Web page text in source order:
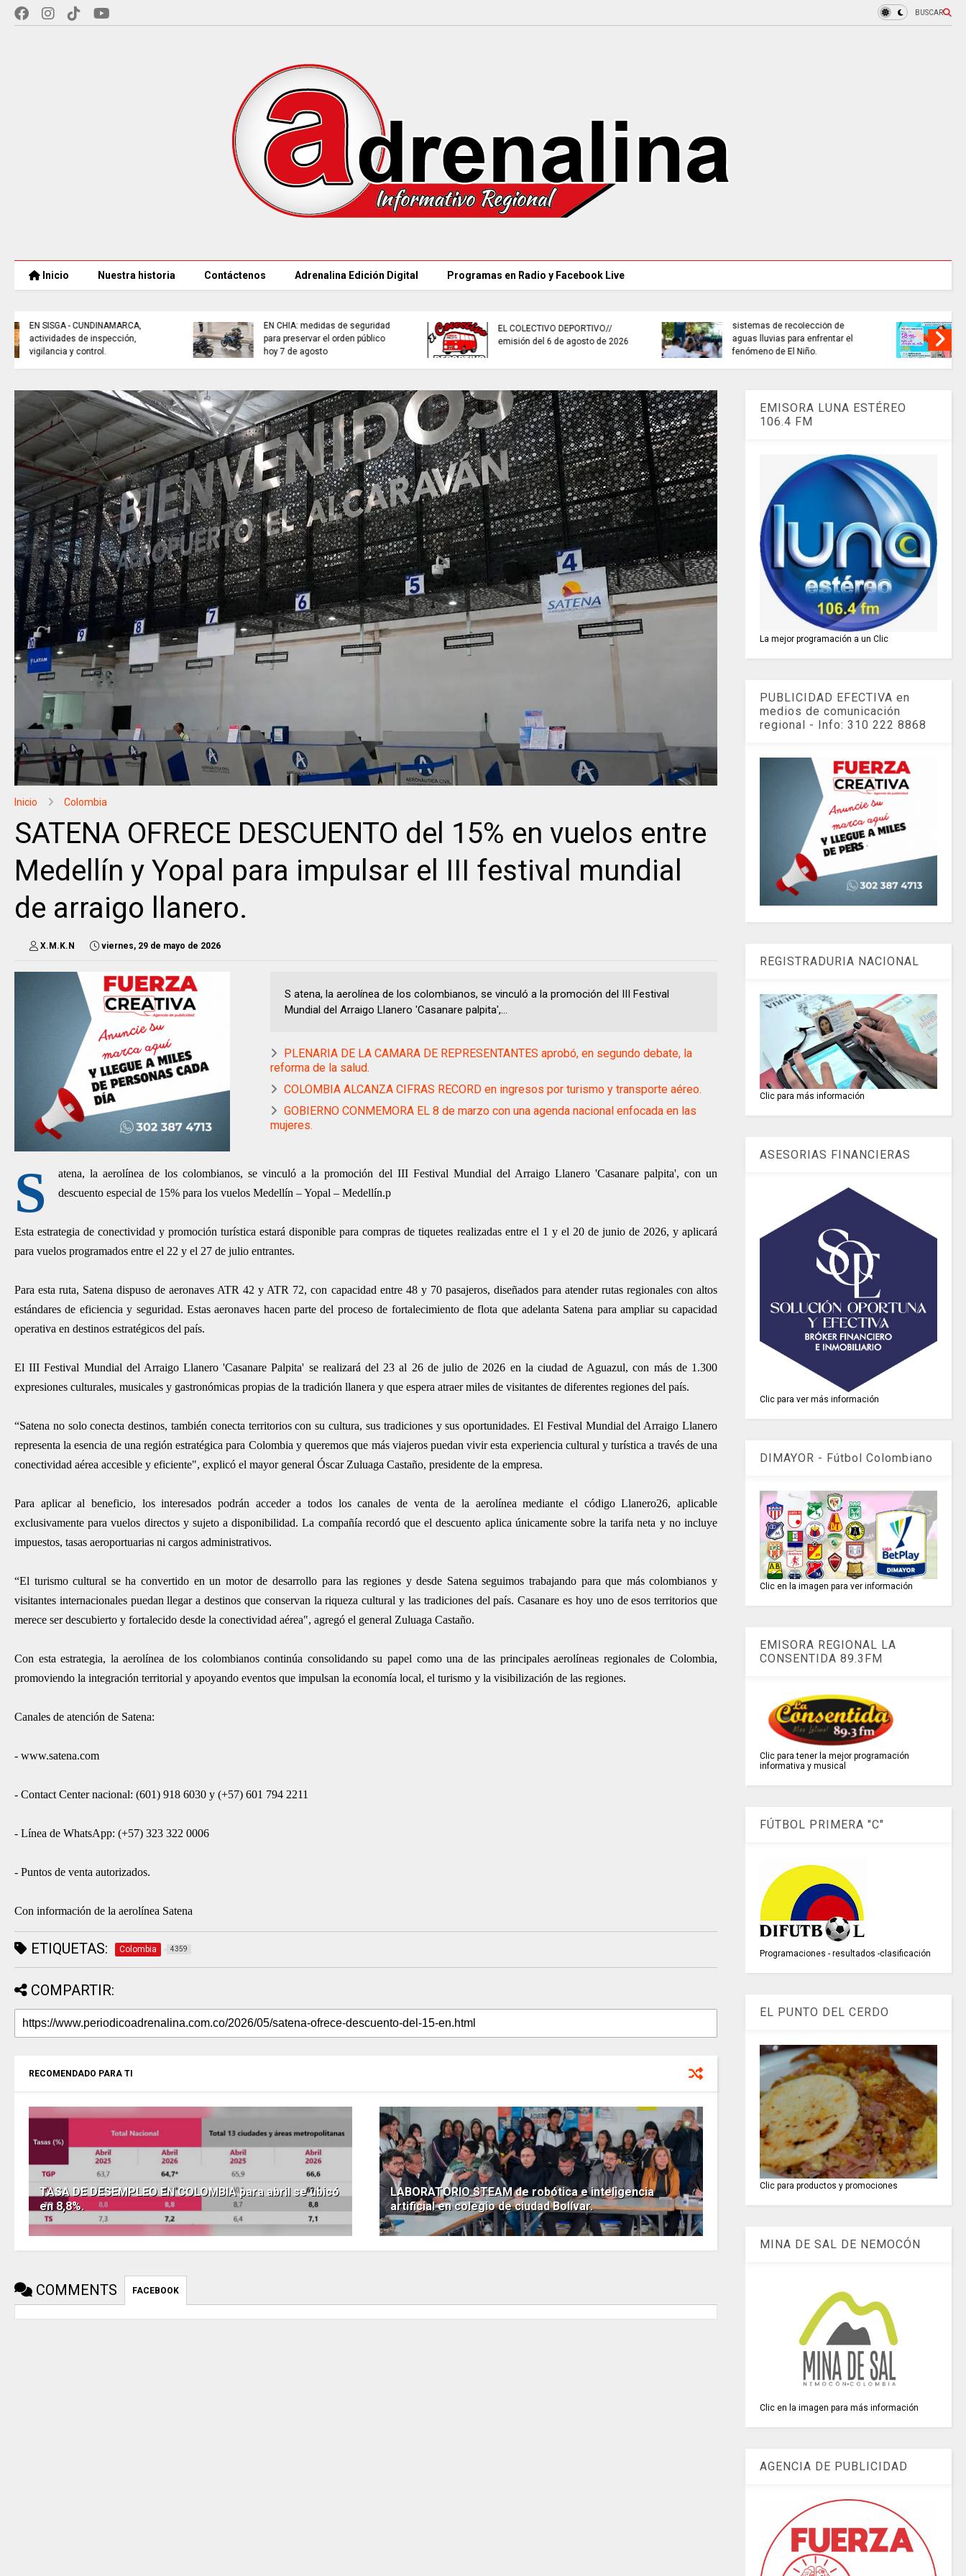
BUSCAR
Inicio Nuestra historia Contáctenos Adrenalina Edición Digital Programas en Radio y Facebook Live
TRABAJO...........................si hay //
viernes 7 de agosto de 2026
ES HORA DE REFLEXIONAR
invitaciones públicas para
fortalecer las economías
CONCURSO NACIONAL de
Escritura premió 40 autores de
historias de paz.
Inicio Colombia
SATENA OFRECE DESCUENTO del 15% en vuelos entre
Medellín y Yopal para impulsar el III festival mundial
de arraigo llanero.
X.M.K.N viernes, 29 de mayo de 2026
S atena, la aerolínea de los colombianos, se vinculó a la promoción del III Festival
Mundial del Arraigo Llanero 'Casanare palpita',...
PLENARIA DE LA CAMARA DE REPRESENTANTES aprobó, en segundo debate, la
reforma de la salud.
COLOMBIA ALCANZA CIFRAS RECORD en ingresos por turismo y transporte aéreo.
GOBIERNO CONMEMORA EL 8 de marzo con una agenda nacional enfocada en las
mujeres.
S
atena, la aerolínea de los colombianos, se vinculó a la promoción del III Festival Mundial del Arraigo Llanero 'Casanare palpita', con un
descuento especial de 15% para los vuelos Medellín – Yopal – Medellín.p
Esta estrategia de conectividad y promoción turística estará disponible para compras de tiquetes realizadas entre el 1 y el 20 de junio de 2026, y aplicará
para vuelos programados entre el 22 y el 27 de julio entrantes.
Para esta ruta, Satena dispuso de aeronaves ATR 42 y ATR 72, con capacidad entre 48 y 70 pasajeros, diseñados para atender rutas regionales con altos
estándares de eficiencia y seguridad. Estas aeronaves hacen parte del proceso de fortalecimiento de flota que adelanta Satena para ampliar su capacidad
operativa en destinos estratégicos del país.
El III Festival Mundial del Arraigo Llanero 'Casanare Palpita' se realizará del 23 al 26 de julio de 2026 en la ciudad de Aguazul, con más de 1.300
expresiones culturales, musicales y gastronómicas propias de la tradición llanera y que espera atraer miles de visitantes de diferentes regiones del país.
“Satena no solo conecta destinos, también conecta territorios con su cultura, sus tradiciones y sus oportunidades. El Festival Mundial del Arraigo Llanero
representa la esencia de una región estratégica para Colombia y queremos que más viajeros puedan vivir esta experiencia cultural y turística a través de una
conectividad aérea accesible y eficiente", explicó el mayor general Óscar Zuluaga Castaño, presidente de la empresa.
Para aplicar al beneficio, los interesados podrán acceder a todos los canales de venta de la aerolínea mediante el código Llanero26, aplicable
exclusivamente para vuelos directos y sujeto a disponibilidad. La compañía recordó que el descuento aplica únicamente sobre la tarifa neta y no incluye
impuestos, tasas aeroportuarias ni cargos administrativos.
“El turismo cultural se ha convertido en un motor de desarrollo para las regiones y desde Satena seguimos trabajando para que más colombianos y
visitantes internacionales puedan llegar a destinos que conservan la riqueza cultural y las tradiciones del país. Casanare es hoy uno de esos territorios que
merece ser descubierto y fortalecido desde la conectividad aérea", agregó el general Zuluaga Castaño.
Con esta estrategia, la aerolínea de los colombianos continúa consolidando su papel como una de las principales aerolíneas regionales de Colombia,
promoviendo la integración territorial y apoyando eventos que impulsan la economía local, el turismo y la visibilización de las regiones.
Canales de atención de Satena:
- www.satena.com
- Contact Center nacional: (601) 918 6030 y (+57) 601 794 2211
- Línea de WhatsApp: (+57) 323 322 0006
- Puntos de venta autorizados.
Con información de la aerolínea Satena
ETIQUETAS: Colombia 4359
COMPARTIR:
RECOMENDADO PARA TI
TASA DE DESEMPLEO EN COLOMBIA para abril se ubicó
en 8,8%.
LABORATORIO STEAM de robótica e inteligencia
artificial en colegio de ciudad Bolívar.
COMMENTS FACEBOOK
EMISORA LUNA ESTÉREO
106.4 FM
La mejor programación a un Clic
PUBLICIDAD EFECTIVA en
medios de comunicación
regional - Info: 310 222 8868
REGISTRADURIA NACIONAL
Clic para más información
ASESORIAS FINANCIERAS
Clic para ver más información
DIMAYOR - Fútbol Colombiano
Clic en la imagen para ver información
EMISORA REGIONAL LA
CONSENTIDA 89.3FM
Clic para tener la mejor programación
informativa y musical
FÚTBOL PRIMERA "C"
Programaciones - resultados -clasificación
EL PUNTO DEL CERDO
Clic para productos y promociones
MINA DE SAL DE NEMOCÓN
Clic en la imagen para más información
AGENCIA DE PUBLICIDAD